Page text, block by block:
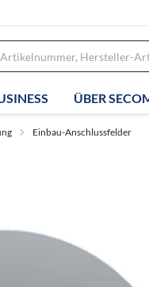
ÜBER
Einbau-Anschlussfelder